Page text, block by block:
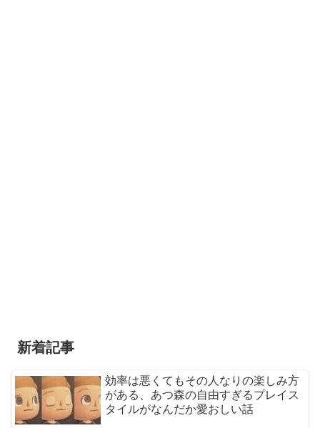
新着記事
効率は悪くてもその人なりの楽しみ方
がある、あつ森の自由すぎるプレイス
タイルがなんだか愛おしい話